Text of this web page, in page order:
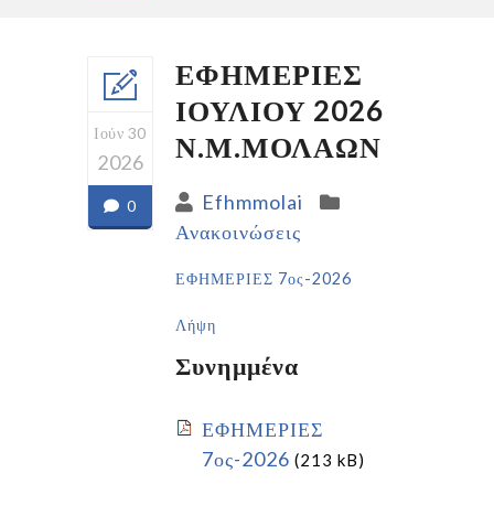
Ιούν 30
2026
0
ΕΦΗΜΕΡΙΕΣ
ΙΟΥΛΙΟΥ 2026
Ν.Μ.ΜΟΛΑΩΝ
Efhmmolai
Ανακοινώσεις
ΕΦΗΜΕΡΙΕΣ 7ος-2026
Λήψη
Συνημμένα
ΕΦΗΜΕΡΙΕΣ
7ος-2026 (213 kB)